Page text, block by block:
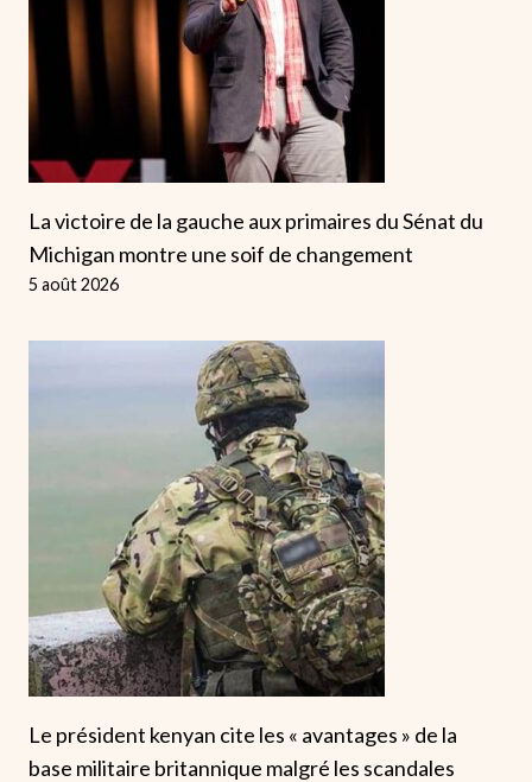
La victoire de la gauche aux primaires du Sénat du
Michigan montre une soif de changement
5 août 2026
Le président kenyan cite les « avantages » de la
base militaire britannique malgré les scandales